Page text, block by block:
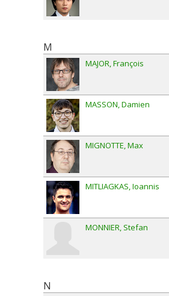
M
MAJOR François
MASSON Damien
MIGNOTTE Max
MITLIAGKAS Ioannis
MONNIER Stefan
N